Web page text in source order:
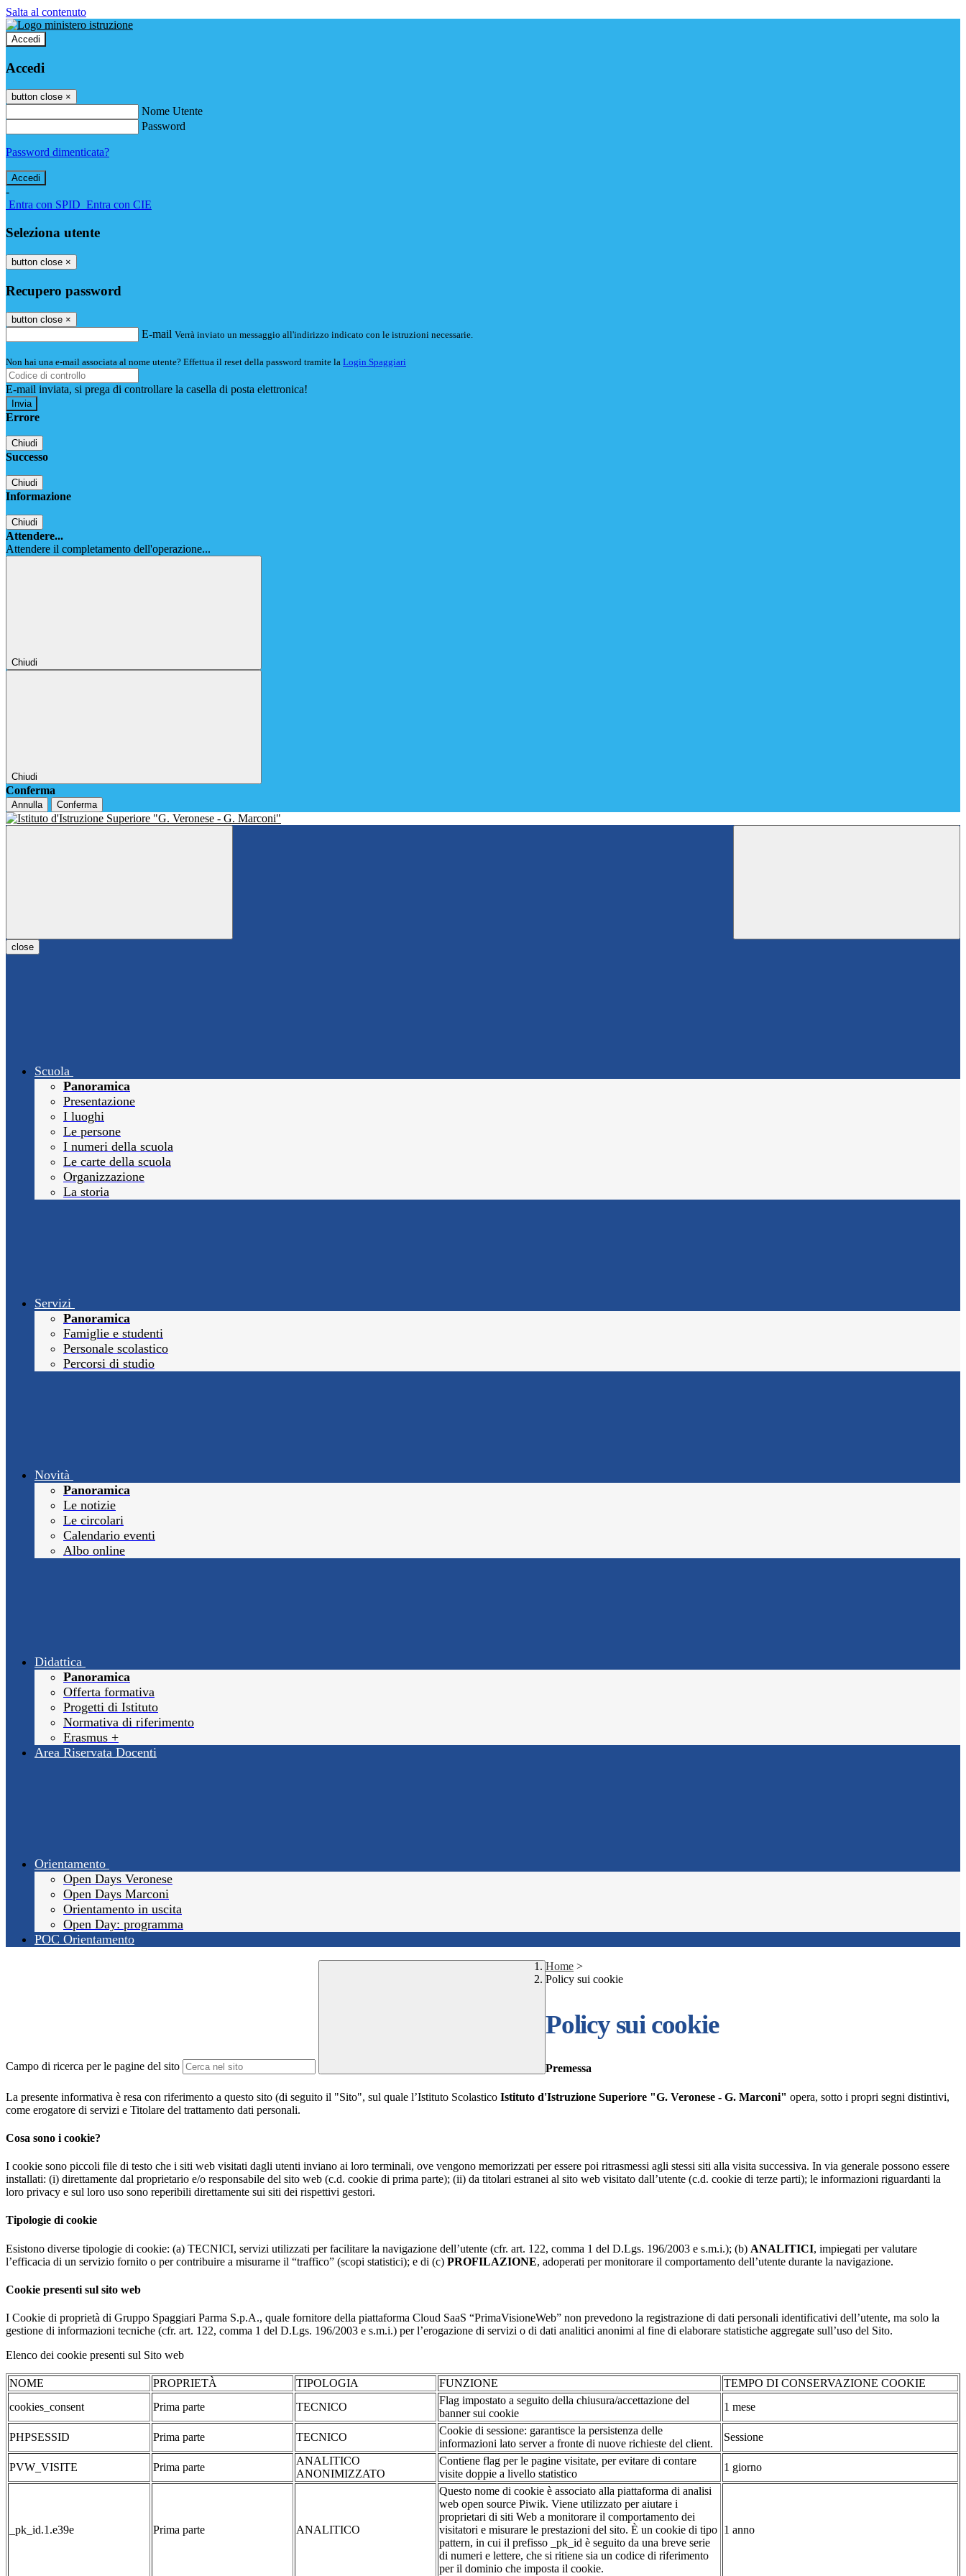
Salta al contenuto
Accedi
Accedi
button close ×
Nome Utente
Password
Password dimenticata?
-
Entra con SPID Entra con CIE
Seleziona utente
button close ×
Recupero password
button close ×
E-mail Verrà inviato un messaggio all'indirizzo indicato con le istruzioni necessarie.
Non hai una e-mail associata al nome utente? Effettua il reset della password tramite la Login Spaggiari
E-mail inviata, si prega di controllare la casella di posta elettronica!
Errore
Chiudi
Successo
Chiudi
Informazione
Chiudi
Attendere...
Attendere il completamento dell'operazione...
Chiudi
Chiudi
Conferma
Annulla Conferma
close
Scuola
Panoramica
Presentazione
I luoghi
Le persone
I numeri della scuola
Le carte della scuola
Organizzazione
La storia
Servizi
Panoramica
Famiglie e studenti
Personale scolastico
Percorsi di studio
Novità
Panoramica
Le notizie
Le circolari
Calendario eventi
Albo online
Didattica
Panoramica
Offerta formativa
Progetti di Istituto
Normativa di riferimento
Erasmus +
Area Riservata Docenti
Orientamento
Open Days Veronese
Open Days Marconi
Orientamento in uscita
Open Day: programma
POC Orientamento
Campo di ricerca per le pagine del sito
Home >
Policy sui cookie
Policy sui cookie
Premessa
La presente informativa è resa con riferimento a questo sito (di seguito il "Sito", sul quale l’Istituto Scolastico Istituto d'Istruzione Superiore "G. Veronese - G. Marconi" opera, sotto i propri segni distintivi,
come erogatore di servizi e Titolare del trattamento dati personali.
Cosa sono i cookie?
I cookie sono piccoli file di testo che i siti web visitati dagli utenti inviano ai loro terminali, ove vengono memorizzati per essere poi ritrasmessi agli stessi siti alla visita successiva. In via generale possono essere
installati: (i) direttamente dal proprietario e/o responsabile del sito web (c.d. cookie di prima parte); (ii) da titolari estranei al sito web visitato dall’utente (c.d. cookie di terze parti); le informazioni riguardanti la
loro privacy e sul loro uso sono reperibili direttamente sui siti dei rispettivi gestori.
Tipologie di cookie
Esistono diverse tipologie di cookie: (a) TECNICI, servizi utilizzati per facilitare la navigazione dell’utente (cfr. art. 122, comma 1 del D.Lgs. 196/2003 e s.m.i.); (b) ANALITICI, impiegati per valutare
l’efficacia di un servizio fornito o per contribuire a misurarne il “traffico” (scopi statistici); e di (c) PROFILAZIONE, adoperati per monitorare il comportamento dell’utente durante la navigazione.
Cookie presenti sul sito web
I Cookie di proprietà di Gruppo Spaggiari Parma S.p.A., quale fornitore della piattaforma Cloud SaaS “PrimaVisioneWeb” non prevedono la registrazione di dati personali identificativi dell’utente, ma solo la
gestione di informazioni tecniche (cfr. art. 122, comma 1 del D.Lgs. 196/2003 e s.m.i.) per l’erogazione di servizi o di dati analitici anonimi al fine di elaborare statistiche aggregate sull’uso del Sito.
Elenco dei cookie presenti sul Sito web
NOME PROPRIETÀ TIPOLOGIA FUNZIONE
TEMPO DI CONSERVAZIONE COOKIE
cookies_consent
Prima parte TECNICO
Flag impostato a seguito della chiusura/accettazione del
banner sui cookie
1 mese
PHPSESSID Prima parte TECNICO
Cookie di sessione: garantisce la persistenza delle
informazioni lato server a fronte di nuove richieste del client.
Sessione
PVW_VISITE Prima parte
ANALITICO
ANONIMIZZATO
Contiene flag per le pagine visitate, per evitare di contare
visite doppie a livello statistico
1 giorno
_pk_id.1.e39e Prima parte ANALITICO
Questo nome di cookie è associato alla piattaforma di analisi
web open source Piwik. Viene utilizzato per aiutare i
proprietari di siti Web a monitorare il comportamento dei
visitatori e misurare le prestazioni del sito. È un cookie di tipo
pattern, in cui il prefisso _pk_id è seguito da una breve serie
di numeri e lettere, che si ritiene sia un codice di riferimento
per il dominio che imposta il cookie.
1 anno